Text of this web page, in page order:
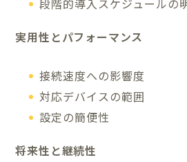
実用性とパフォーマンス
接続速度への影響度
対応デバイスの範囲
設定の簡便性
将来性と継続性